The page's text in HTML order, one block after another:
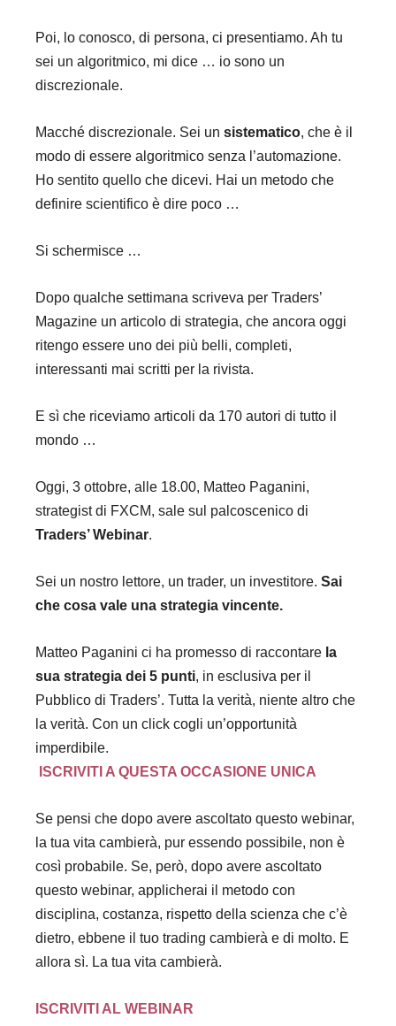
Poi, lo conosco, di persona, ci presentiamo. Ah tu
sei un algoritmico, mi dice … io sono un
discrezionale.
Macché discrezionale. Sei un sistematico, che è il
modo di essere algoritmico senza l’automazione.
Ho sentito quello che dicevi. Hai un metodo che
definire scientifico è dire poco …
Si schermisce …
Dopo qualche settimana scriveva per Traders’
Magazine un articolo di strategia, che ancora oggi
ritengo essere uno dei più belli, completi,
interessanti mai scritti per la rivista.
E sì che riceviamo articoli da 170 autori di tutto il
mondo …
Oggi, 3 ottobre, alle 18.00, Matteo Paganini,
strategist di FXCM, sale sul palcoscenico di
Traders’ Webinar.
Sei un nostro lettore, un trader, un investitore. Sai
che cosa vale una strategia vincente.
Matteo Paganini ci ha promesso di raccontare la
sua strategia dei 5 punti, in esclusiva per il
Pubblico di Traders’. Tutta la verità, niente altro che
la verità. Con un click cogli un’opportunità
imperdibile.
ISCRIVITI A QUESTA OCCASIONE UNICA
Se pensi che dopo avere ascoltato questo webinar,
la tua vita cambierà, pur essendo possibile, non è
così probabile. Se, però, dopo avere ascoltato
questo webinar, applicherai il metodo con
disciplina, costanza, rispetto della scienza che c’è
dietro, ebbene il tuo trading cambierà e di molto. E
allora sì. La tua vita cambierà.
ISCRIVITI AL WEBINAR